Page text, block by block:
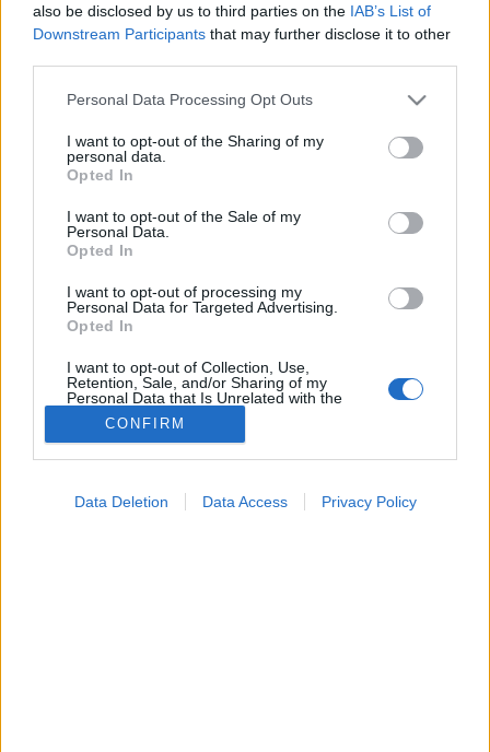
also be disclosed by us to third parties on the IAB’s List of
Downstream Participants that may further disclose it to other
Please note that this website/app uses one or more Google
not limited to your visit or usage behaviour. You may click to
grant or deny consent to Google and its third-party tags to
use your data for below specified purposes in below Google
consent section.
Personal Data Processing Opt Outs
I want to opt-out of the Sharing of my
personal data.
Opted In
I want to opt-out of the Sale of my
Personal Data.
Opted In
I want to opt-out of processing my
Personal Data for Targeted Advertising.
Opted In
I want to opt-out of Collection, Use,
Retention, Sale, and/or Sharing of my
Personal Data that Is Unrelated with the
Purposes for which it was collected.
Opted Out
CONFIRM
Data Deletion Data Access Privacy Policy
Vegyszer
Vegyszer